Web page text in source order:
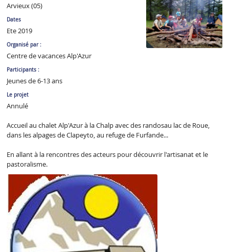
Arvieux (05)
Dates
Ete 2019
Organisé par :
Centre de vacances Alp'Azur
Participants :
Jeunes de 6-13 ans
Le projet
Annulé
Accueil au chalet Alp'Azur à la Chalp avec des randosau lac de Roue,
dans les alpages de Clapeyto, au refuge de Furfande...
En allant à la rencontres des acteurs pour découvrir l'artisanat et le
pastoralisme.